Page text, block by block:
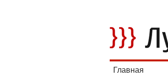
Главная